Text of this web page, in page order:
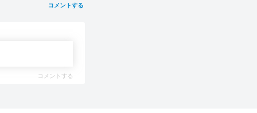
コメントする
コメントする